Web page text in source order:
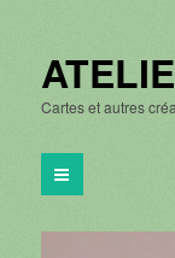
Cartes et autres